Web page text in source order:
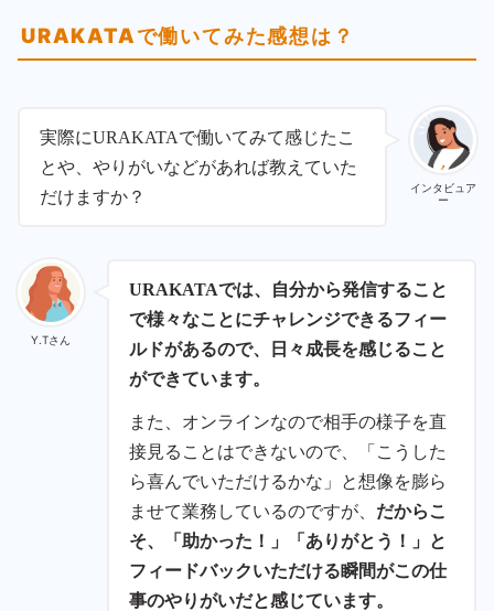
URAKATAで働いてみた感想は？
インタビュア
ー
実際にURAKATAで働いてみて感じたこ
とや、やりがいなどがあれば教えていた
だけますか？
Y.Tさん
URAKATAでは、自分から発信すること
で様々なことにチャレンジできるフィー
ルドがあるので、日々成長を感じること
ができています。
また、オンラインなので相手の様子を直
接見ることはできないので、「こうした
ら喜んでいただけるかな」と想像を膨ら
ませて業務しているのですが、 だからこ
そ、「助かった！」「ありがとう！」と
フィードバックいただける瞬間がこの仕
事のやりがいだと感じています。